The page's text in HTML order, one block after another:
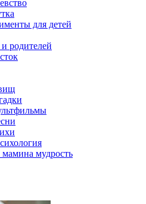
для детей
родителей
мудрость